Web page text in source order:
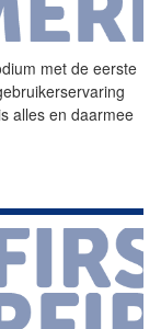
met de eerste
alles en daarmee